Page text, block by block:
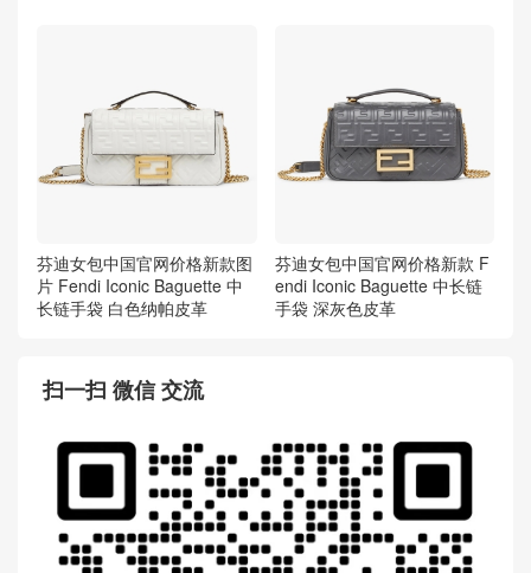
芬迪女包中国官网价格新款图
片 Fendi Iconic Baguette 中
长链手袋 白色纳帕皮革
芬迪女包中国官网价格新款 F
endi Iconic Baguette 中长链
手袋 深灰色皮革
扫一扫 微信 交流